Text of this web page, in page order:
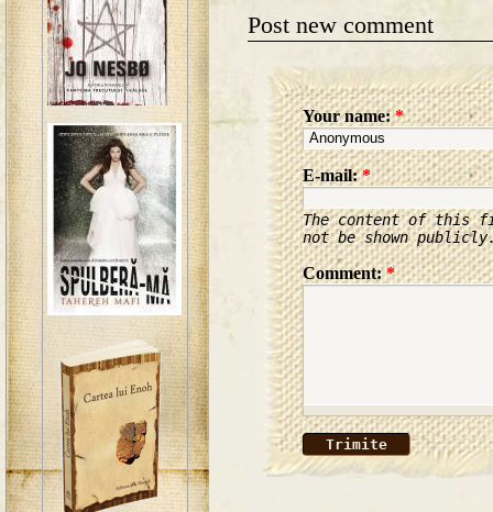
Post new comment
Your name:*
E-mail:*
The content of this
not be shown
Comment:*